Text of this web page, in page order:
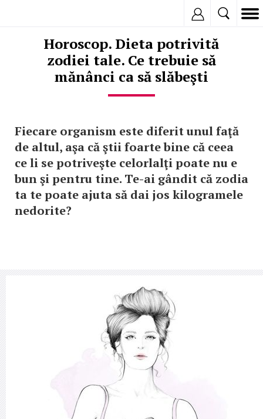
Horoscop. Dieta potrivită
zodiei tale. Ce trebuie să
mănânci ca să slăbeşti
Fiecare organism este diferit unul faţă
de altul, aşa că ştii foarte bine că ceea
ce li se potriveşte celorlalţi poate nu e
bun şi pentru tine. Te-ai gândit că zodia
ta te poate ajuta să dai jos kilogramele
nedorite?